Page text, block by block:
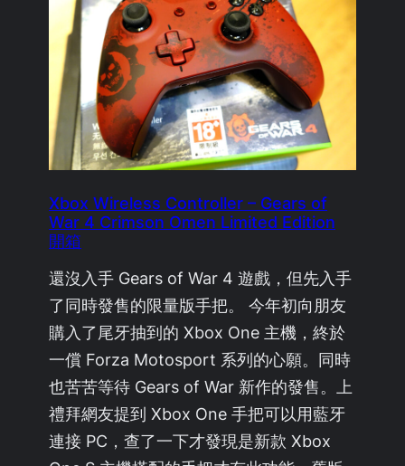
Xbox Wireless Controller – Gears of
War 4 Crimson Omen Limited Edition
開箱
還沒入手 Gears of War 4 遊戲，但先入手
了同時發售的限量版手把。 今年初向朋友
購入了尾牙抽到的 Xbox One 主機，終於
一償 Forza Motosport 系列的心願。同時
也苦苦等待 Gears of War 新作的發售。上
禮拜網友提到 Xbox One 手把可以用藍牙
連接 PC，查了一下才發現是新款 Xbox